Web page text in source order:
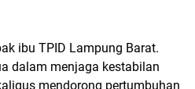
ibu TPID Lampung Barat.
dalam menjaga kestabilan
mendorong pertumbuhan